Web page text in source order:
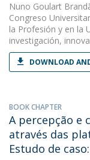
Nuno Goulart
Congreso
la Profesión y en la
investigación,
DOWNLOAD
BOOK CHAPTER
A percepção e
através das
Estudo de